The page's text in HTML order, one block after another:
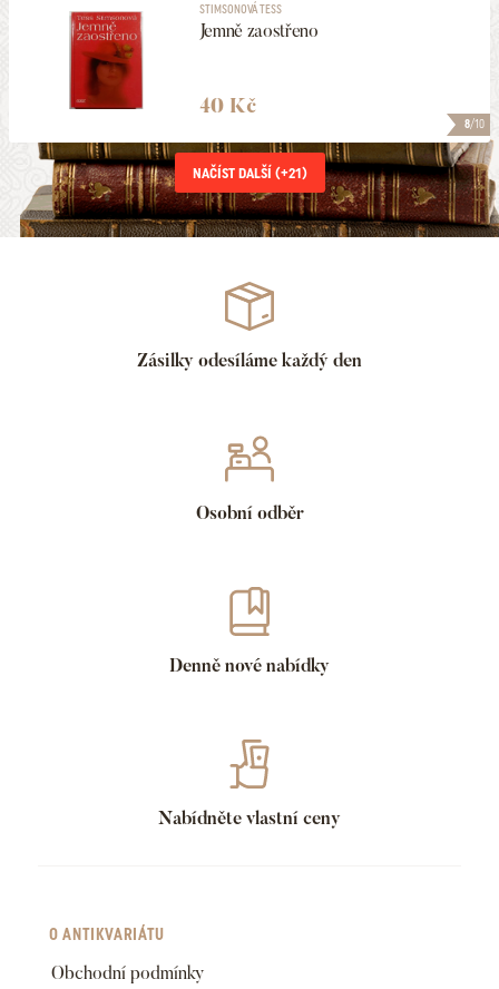
8/10
STIMSONOVÁ TESS
Jemně zaostřeno
40 Kč
NAČÍST DALŠÍ (+21)
Zásilky odesíláme každý den
Osobní odběr
Denně nové nabídky
Nabídněte vlastní ceny
O ANTIKVARIÁTU
Obchodní podmínky